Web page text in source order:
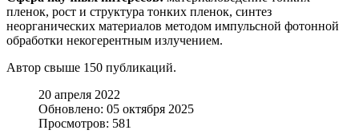
пленок, рост и структура тонких пленок, синтез
неорганических материалов методом импульсной фотонной
обработки некогерентным излучением.
Автор свыше 150 публикаций.
20 апреля 2022
Обновлено: 05 октября 2025
Просмотров: 581